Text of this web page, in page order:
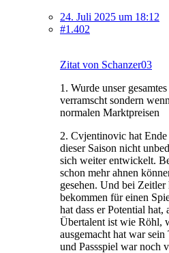
24. Juli 2025 um 18:12
#1.402
Zitat von Schanzer03
1. Wurde unser
verramscht sondern
normalen Marktpreisen
2. Cvjentinovic hat
dieser Saison nicht
sich weiter entwickelt.
schon mehr ahnen
gesehen. Und bei
bekommen für einen
hat dass er Potential hat,
Übertalent ist wie Röhl,
ausgemacht hat war
und Passspiel war noch